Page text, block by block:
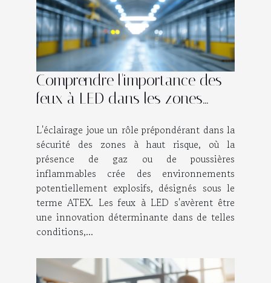
Comprendre l'importance des
feux à LED dans les zones
L'éclairage joue un rôle prépondérant dans la
sécurité des zones à haut risque, où la
présence de gaz ou de poussières
inflammables crée des environnements
potentiellement explosifs, désignés sous le
terme ATEX. Les feux à LED s'avèrent être
une innovation déterminante dans de telles
conditions,...